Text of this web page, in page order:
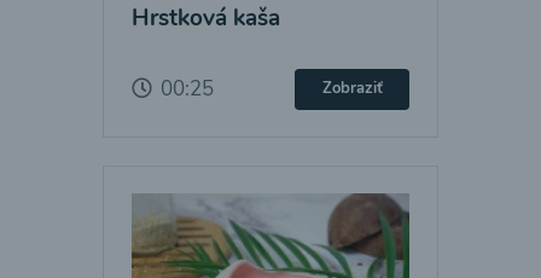
Hrstková kaša
00:25 Zobraziť